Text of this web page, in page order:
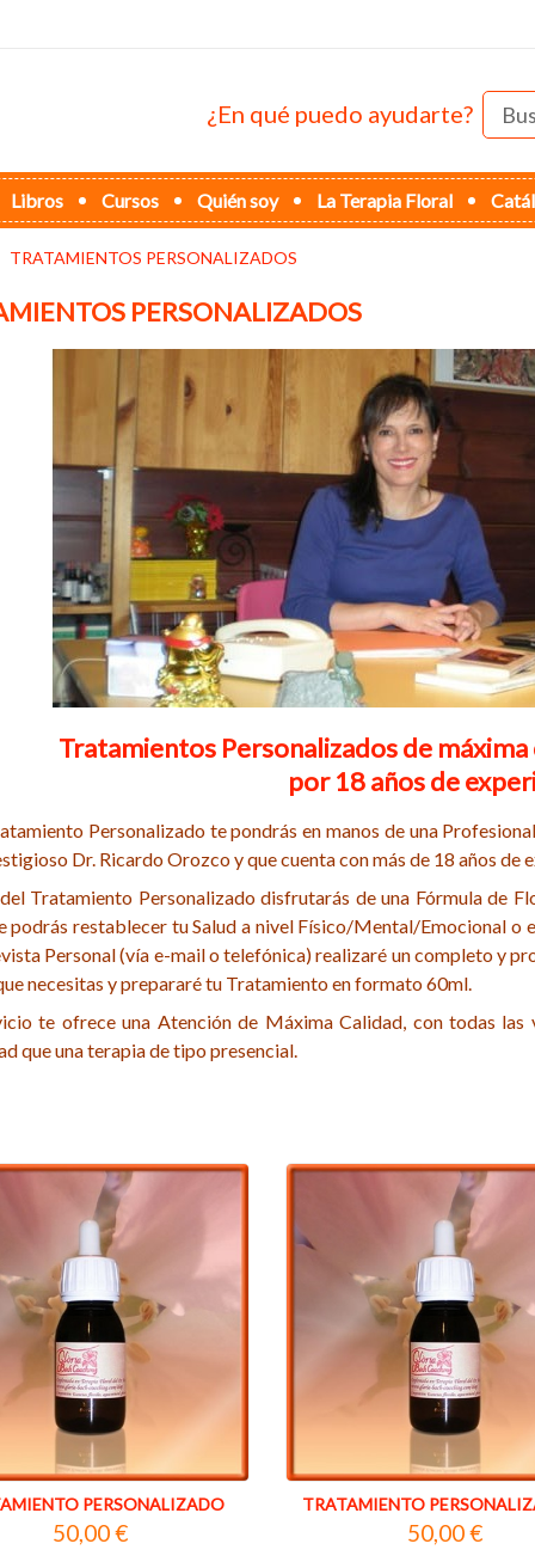
¿En qué puedo ayudarte?
Libros Cursos Quién soy La Terapia Floral
TRATAMIENTOS PERSONALIZADOS
PERSONALIZADOS
Tratamientos Personalizados de máxima
por 18 años de
Personalizado te pondrás en manos de una
Dr. Ricardo Orozco y que cuenta con más de 18 años de
Tratamiento Personalizado disfrutarás de una Fórmula de
podrás restablecer tu Salud a nivel Físico/Mental/Emocional
Personal (vía e-mail o telefónica) realizaré un completo y
necesitas y prepararé tu Tratamiento en formato 60ml.
te ofrece una Atención de Máxima Calidad, con todas
que una terapia de tipo presencial.
PERSONALIZADO
50,00 €
TRATAMIENTO
50,00 €